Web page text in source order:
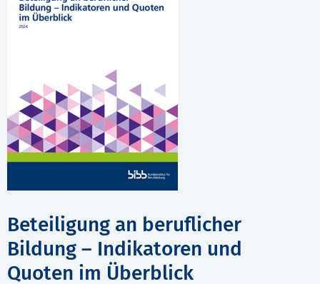
Beteiligung an beruflicher
Bildung – Indikatoren und
Quoten im Überblick